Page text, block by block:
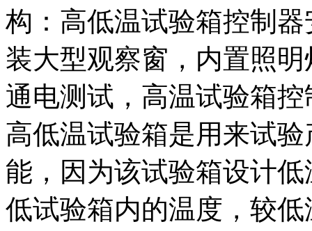
构：高低温试验箱控制
装大型观察窗，内置照
通电测试，高温试验箱
高低温试验箱是用来试
能，因为该试验箱设计
低试验箱内的温度，较